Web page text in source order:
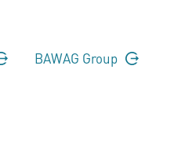
BAWAG Group